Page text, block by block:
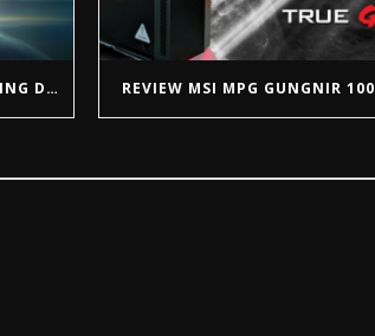
AMD NEXT HORIZON GAMING DESDE EL E3 2019 REVIEW MSI MPG GUNGNIR 100